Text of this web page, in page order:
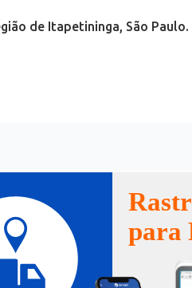
de Itapetininga, São Paulo.
para